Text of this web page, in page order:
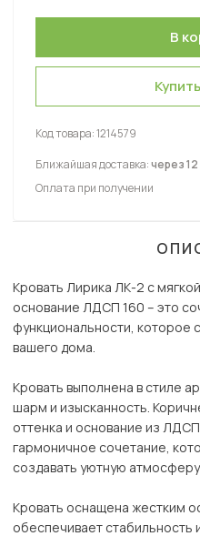
Код товара:1214579
Ближайшая доставка:через
Оплата при получении
Кровать Лирика ЛК-2 с
основание ЛДСП 160 – это
функциональности, которое
вашего дома.
Кровать выполнена в стиле
шарм и изысканность.
оттенка и основание из
гармоничное сочетание,
создавать уютную атмосферу
Кровать оснащена жестким
обеспечивает стабильность